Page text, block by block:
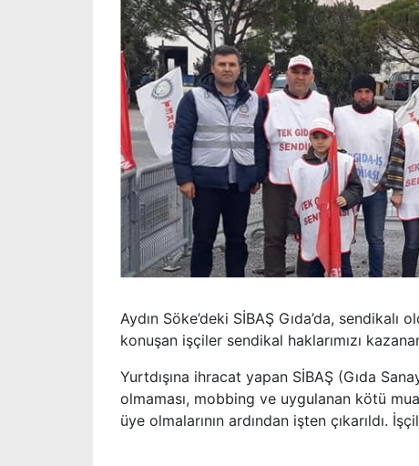
Aydın Söke’deki SİBAŞ Gıda’da,
konuşan işçiler sendikal haklarımızı
Yurtdışına ihracat yapan SİBAŞ (Gıda
olmaması, mobbing ve uygulanan kötü
üye olmalarının ardından işten çıkarıldı.